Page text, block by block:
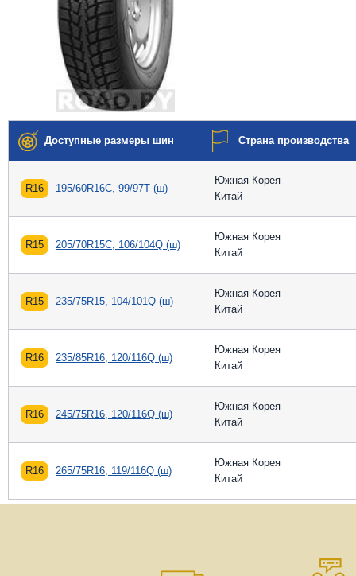
Доступные размеры шин Страна производства
R16 195/60R16C, 99/97T (ш)
Южная Корея
Китай
R15 205/70R15C, 106/104Q (ш)
Южная Корея
Китай
R15 235/75R15, 104/101Q (ш)
Южная Корея
Китай
R16 235/85R16, 120/116Q (ш)
Южная Корея
Китай
R16 245/75R16, 120/116Q (ш)
Южная Корея
Китай
R16 265/75R16, 119/116Q (ш)
Южная Корея
Китай